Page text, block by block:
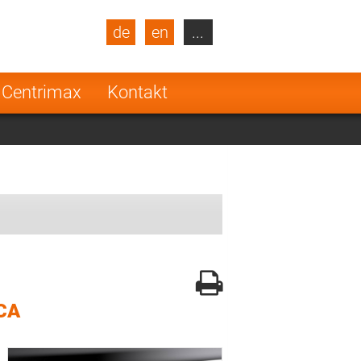
Centrimax Kontakt
de en
Turkey
Netherlands
...